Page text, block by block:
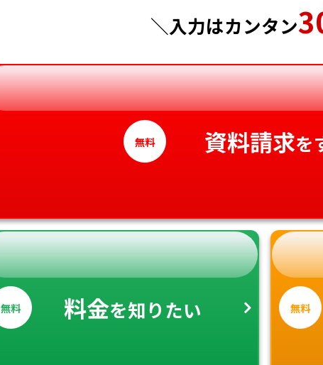
神奈川県
徳島県
愛媛県
＼入力はカンタン
無料 資料請求を
無料 料金を知りたい 無料